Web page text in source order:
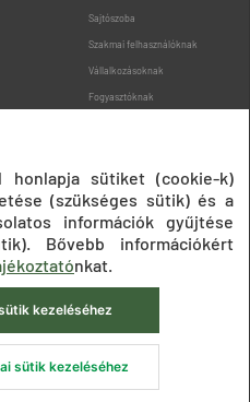
Sajtószoba
Szakmai felhasználóknak
Vállalkozásoknak
Fogyasztóknak
Süti beállítások ÁSZF
Versenyhivatal
honlapja sütiket (cookie-k)
(szükséges sütik) és a
információk gyűjtése
Bővebb információkért
nkat.
kezeléséhez
sütik kezeléséhez